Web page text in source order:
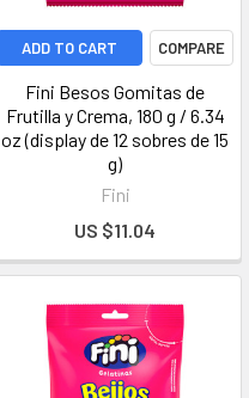
ADD TO CART COMPARE
Fini Besos Gomitas de
Frutilla y Crema, 180 g / 6.34
oz (display de 12 sobres de 15
g)
Fini
US $11.04